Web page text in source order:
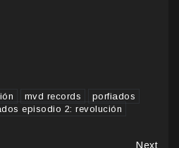
mvd records
porfiados
episodio 2: revolución
Next